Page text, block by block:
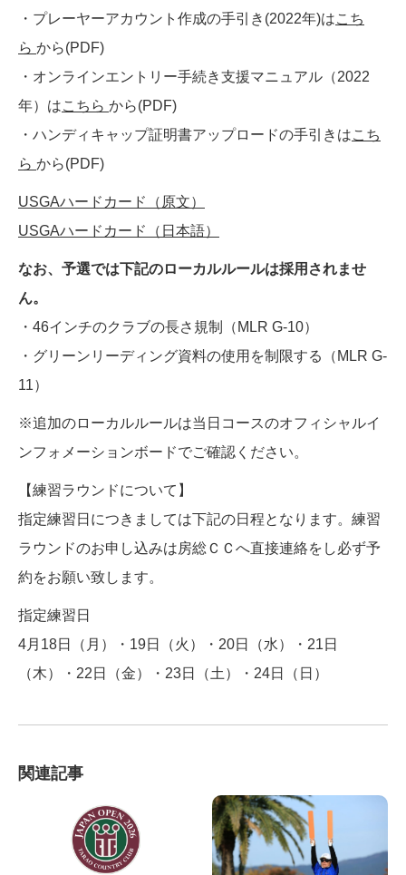
・プレーヤーアカウント作成の手引き(2022年)はこち
ら から(PDF)
・オンラインエントリー手続き支援マニュアル（2022
年）はこちら から(PDF)
・ハンディキャップ証明書アップロードの手引きはこち
ら から(PDF)
USGAハードカード（原文）
USGAハードカード（日本語）
なお、予選では下記のローカルルールは採用されませ
ん。
・46インチのクラブの長さ規制（MLR G-10）
・グリーンリーディング資料の使用を制限する（MLR G-
11）
※追加のローカルルールは当日コースのオフィシャルイ
ンフォメーションボードでご確認ください。
【練習ラウンドについて】
指定練習日につきましては下記の日程となります。練習
ラウンドのお申し込みは房総ＣＣへ直接連絡をし必ず予
約をお願い致します。
指定練習日
4月18日（月）・19日（火）・20日（水）・21日
（木）・22日（金）・23日（土）・24日（日）
関連記事